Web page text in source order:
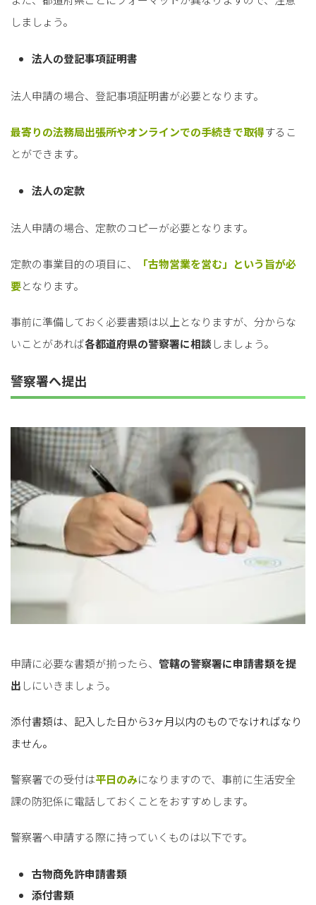
しましょう。
法人の登記事項証明書
法人申請の場合、登記事項証明書が必要となります。
最寄りの法務局出張所やオンラインでの手続きで取得するこ
とができます。
法人の定款
法人申請の場合、定款のコピーが必要となります。
定款の事業目的の項目に、
「古物営業を営む」という旨が必
要となります。
事前に準備しておく必要書類は以上となりますが、分からな
いことがあれば各都道府県の警察署に相談 しましょう。
警察署へ提出
申請に必要な書類が揃ったら、 管轄の警察署に申請書類を提
出 しにいきましょう。
添付書類は、記入した日から3ヶ月以内のものでなければなり
ません。
警察署での受付は平日のみになりますので、事前に生活安全
課の防犯係に電話しておくことをおすすめします。
警察署へ申請する際に持っていくものは以下です。
古物商免許申請書類
添付書類